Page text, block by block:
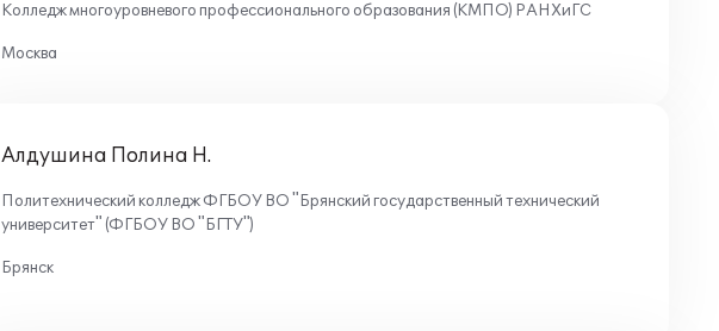
Колледж многоуровневого профессионального образования (КМПО) РАНХиГС
Москва
Алдушина Полина Н.
Политехнический колледж ФГБОУ ВО "Брянский государственный технический
университет" (ФГБОУ ВО "БГТУ")
Брянск